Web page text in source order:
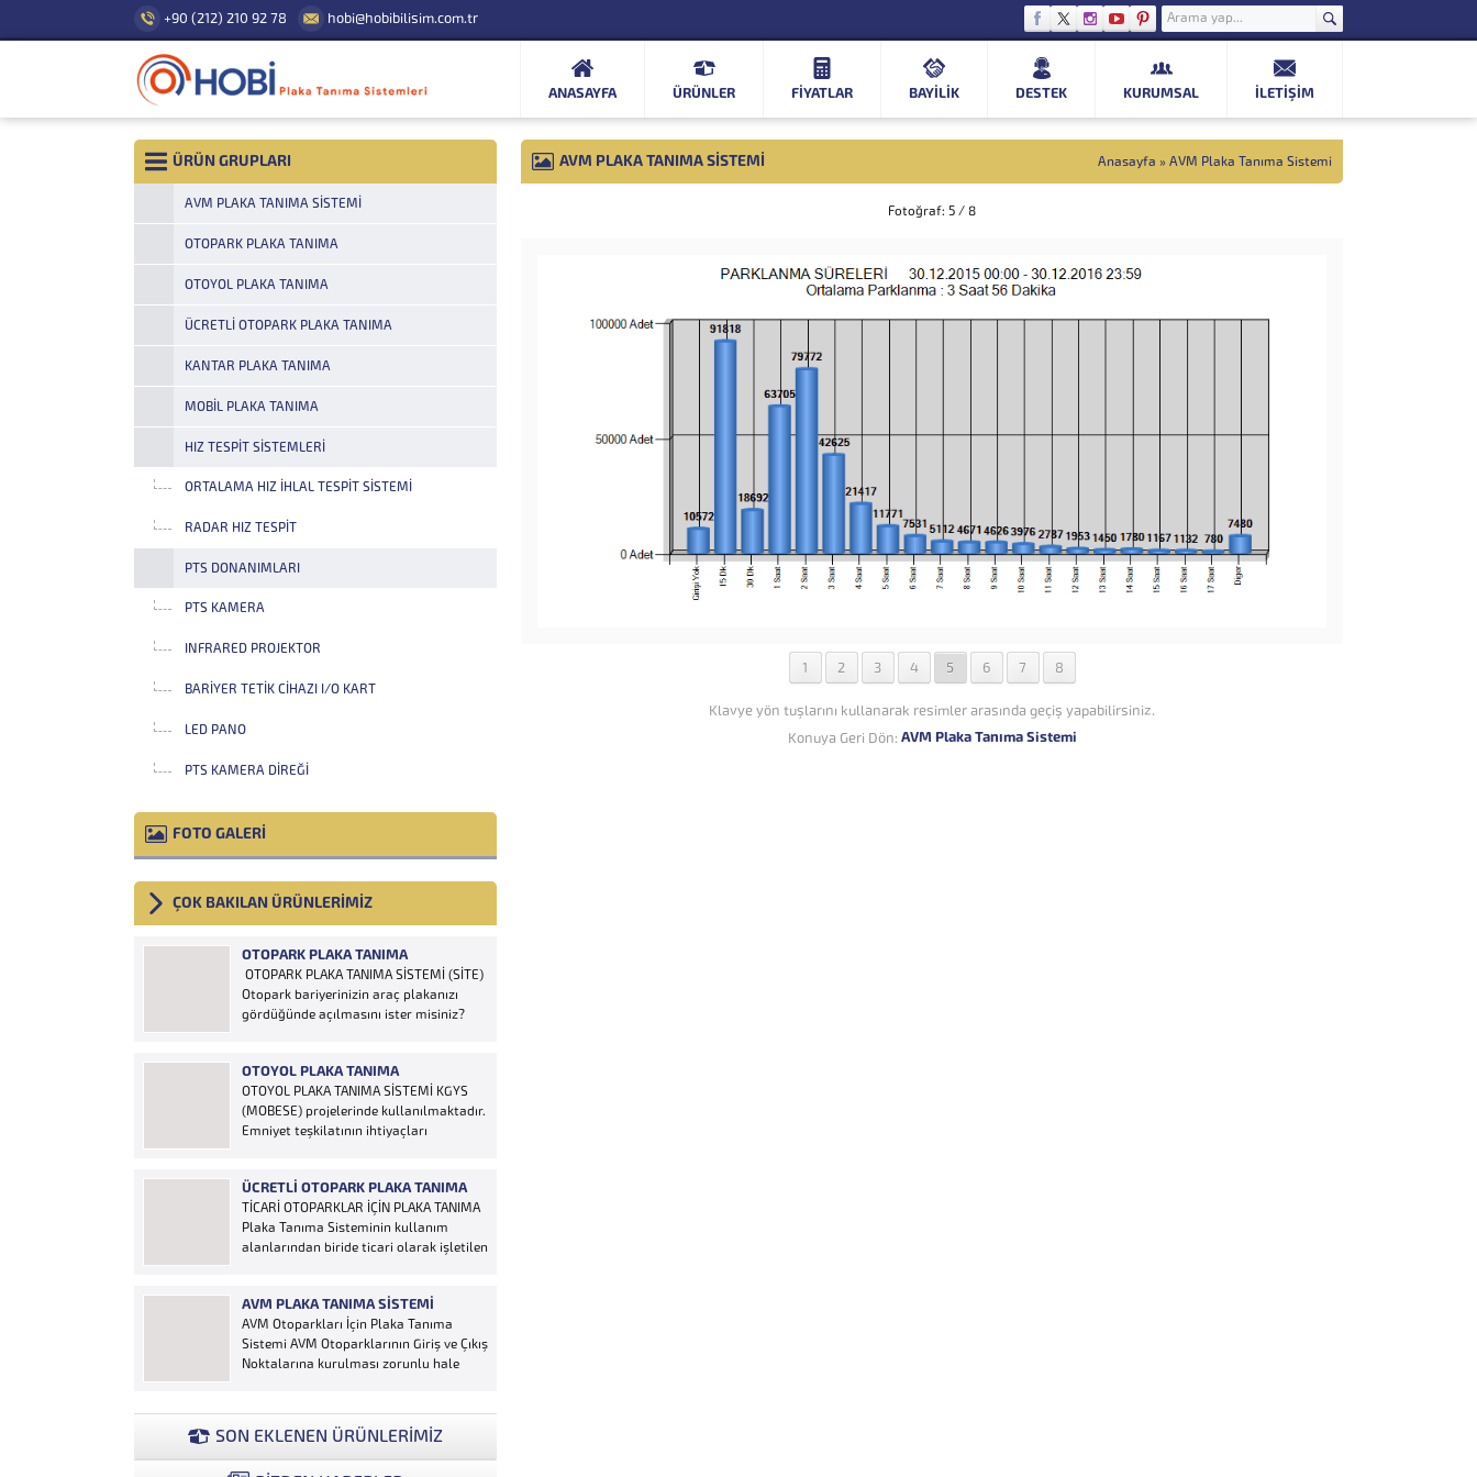
+90 (212) 210 92 78 hobi@hobibilisim.com.tr
ANASAYFA ÜRÜNLER FIYATLAR BAYİLİK DESTEK KURUMSAL İLETIŞIM
AVM PLAKA TANIMA SISTEMI Anasayfa » AVM Plaka Tanıma Sistemi
Fotoğraf: 5 / 8
1 2 3 4 5 6 7 8
Klavye yön tuşlarını kullanarak resimler arasında geçiş yapabilirsiniz.
Konuya Geri Dön: AVM Plaka Tanıma Sistemi
ÜRÜN GRUPLARI
AVM PLAKA TANIMA SISTEMI
OTOPARK PLAKA TANIMA
OTOYOL PLAKA TANIMA
ÜCRETLI OTOPARK PLAKA TANIMA
KANTAR PLAKA TANIMA
MOBIL PLAKA TANIMA
HIZ TESPIT SISTEMLERI
ORTALAMA HIZ İHLAL TESPIT SISTEMI
RADAR HIZ TESPIT
PTS DONANIMLARI
PTS KAMERA
INFRARED PROJEKTOR
BARIYER TETIK CIHAZI I/O KART
LED PANO
PTS KAMERA DIREĞI
FOTO GALERİ
ÇOK BAKILAN ÜRÜNLERİMİZ
OTOPARK PLAKA TANIMA
OTOPARK PLAKA TANIMA SİSTEMİ (SİTE)
Otopark bariyerinizin araç plakanızı
gördüğünde açılmasını ister misiniz?
ürünlere ihtiyaç duymaz, aracınızın
plakasının olması bariyerinizin otomatik
açılması için yeterlidir… Plaka tanıma
sistemi otoparklarda sisteme...
OTOYOL PLAKA TANIMA
OTOYOL PLAKA TANIMA SİSTEMİ KGYS
(MOBESE) projelerinde kullanılmaktadır.
Emniyet teşkilatının ihtiyaçları
olanak sağlamaktadır. Otoyol
uygulaması karayolunda seyir halinde
bulunan araçların Plakalarının
tanımlanmasına yönelik geliştirilen bir
alınan...
ÜCRETLI OTOPARK PLAKA TANIMA
TİCARİ OTOPARKLAR İÇİN PLAKA TANIMA
Plaka Tanıma Sisteminin kullanım
alanlarından biride ticari olarak işletilen
edilmesi ve ön muhasebenin
tutulmasına yönelik bilgisayar kontrollü
yazılım sistemidir. Ücretin otopark
girişinde araç tipine göre peşin alınması
AVM PLAKA TANIMA SISTEMI
AVM Otoparkları İçin Plaka Tanıma
Sistemi AVM Otoparklarının Giriş ve Çıkış
Noktalarına kurulması zorunlu hale
bir ihtiyaçtır. AVM Yönetimleri Plaka
Tanıma Sisteminden elde edecekleri
verilerle müşteri yoğunluk analizlerini
SON EKLENEN ÜRÜNLERİMİZ